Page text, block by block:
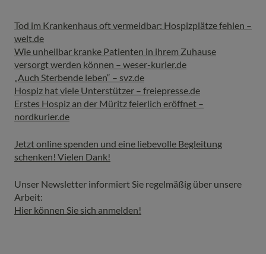
Tod im Krankenhaus oft vermeidbar: Hospizplätze fehlen –
welt.de
Wie unheilbar kranke Patienten in ihrem Zuhause
versorgt werden können – weser-kurier.de
„Auch Sterbende leben“ – svz.de
Hospiz hat viele Unterstützer – freiepresse.de
Erstes Hospiz an der Müritz feierlich eröffnet –
nordkurier.de
Jetzt online spenden und eine liebevolle Begleitung
schenken! Vielen Dank!
Unser Newsletter informiert Sie regelmäßig über unsere
Arbeit:
Hier können Sie sich anmelden!